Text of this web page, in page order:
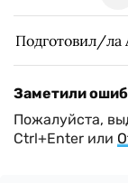
Подготовил/ла
Заметили
Пожалуйста,
Ctrl+Enter или